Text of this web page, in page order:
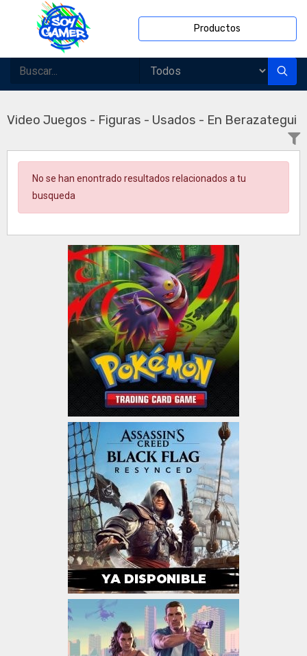
Productos
Video Juegos - Figuras - Usados - En Berazategui
No se han enontrado resultados relacionados a tu
busqueda